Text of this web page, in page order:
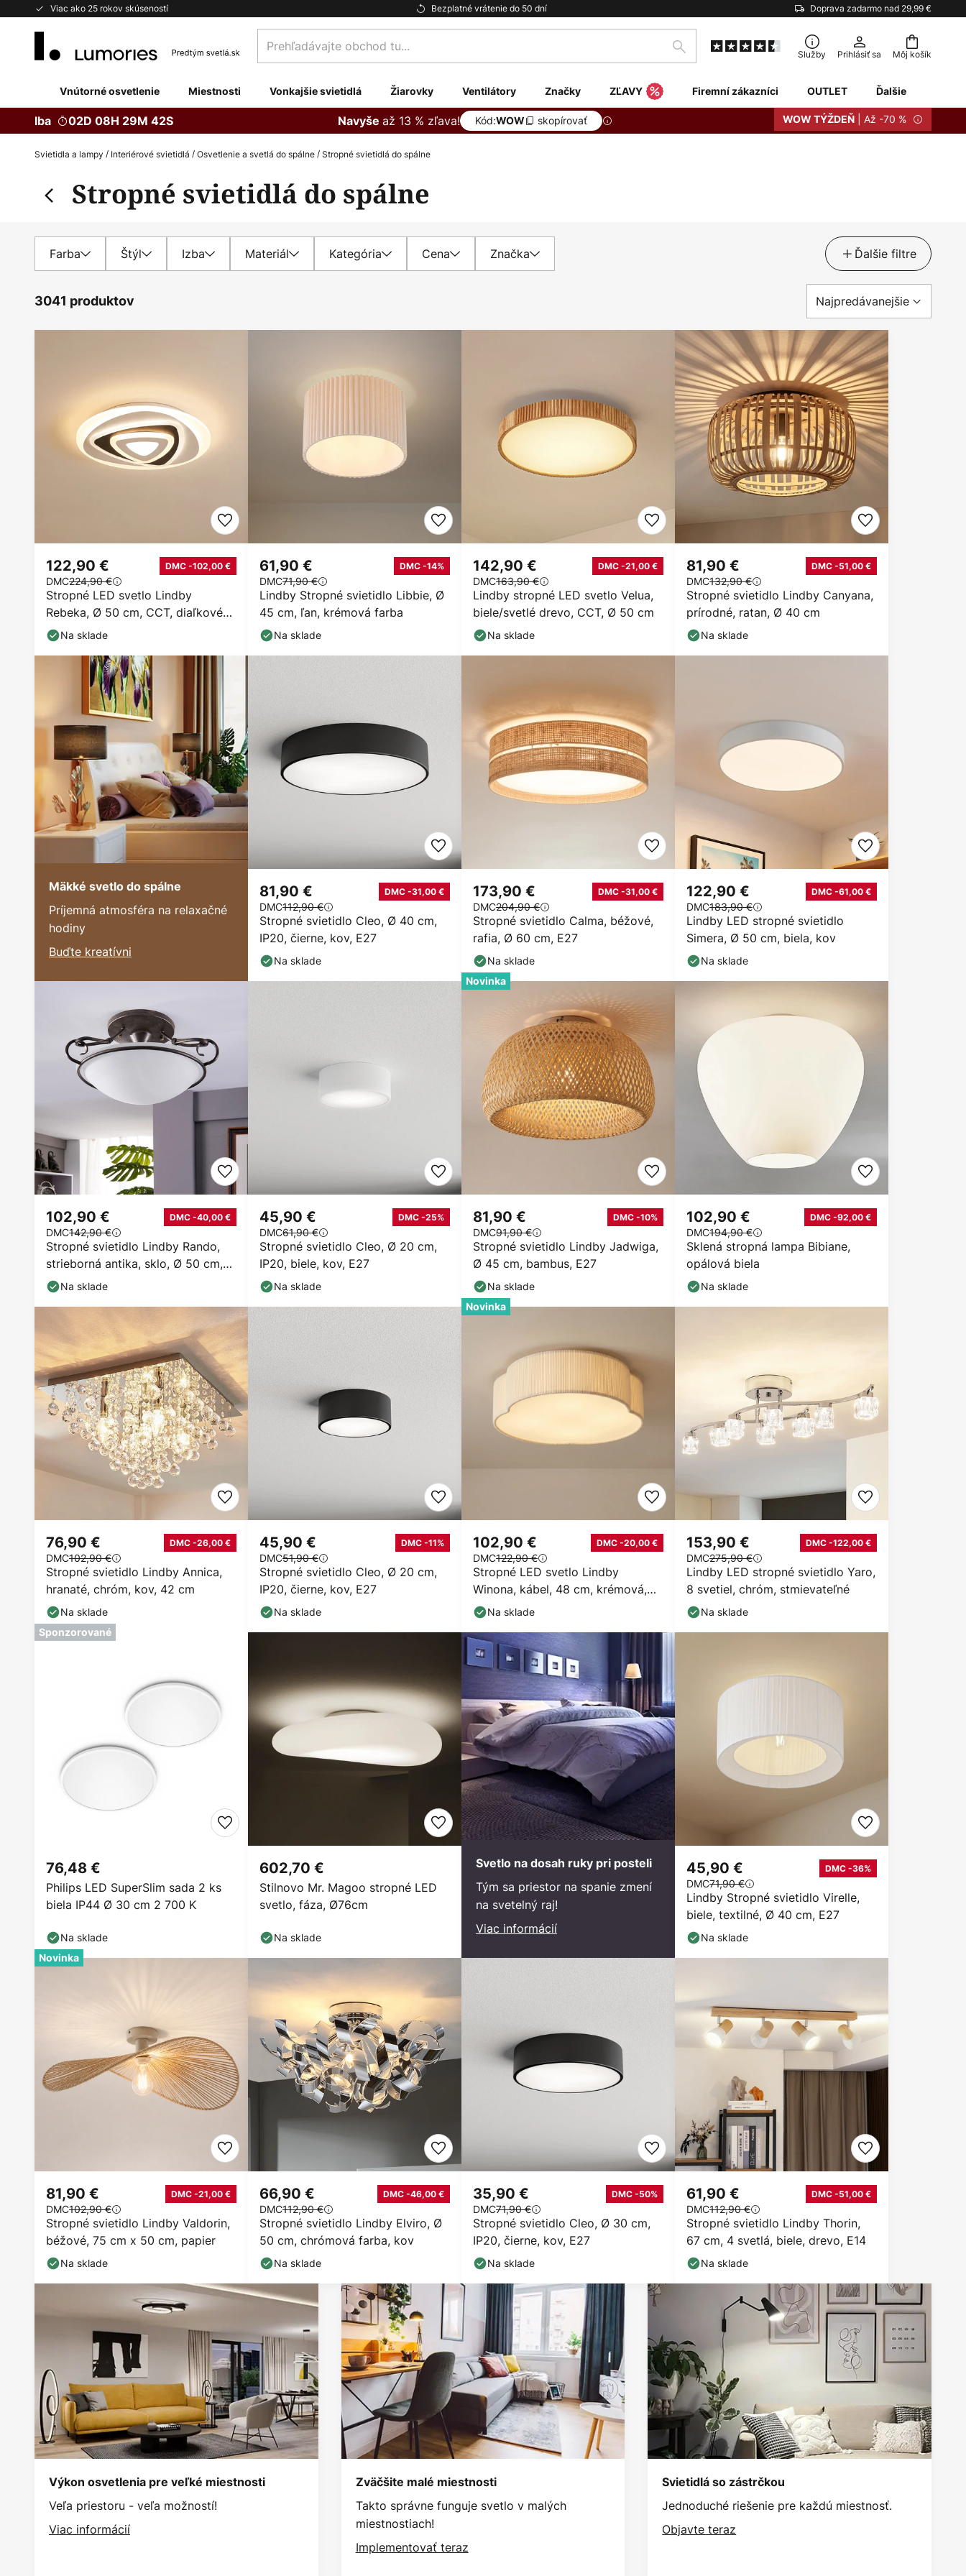
Viac ako 25 rokov skúseností Bezplatné vrátenie do 50 dní Doprava zadarmo nad 29,99 €
Skip
Môj košík
Prehľadávajte
obchod
Hľadať Služby Prihlásiť sa
Vnútorné osvetlenie Miestnosti Vonkajšie svietidlá Žiarovky Ventilátory Značky ZĽAVY Firemní zákazníci OUTLET Ďalšie
Iba 02D 08H 29M 40S Navyše až 13 % zľava! Kód:WOW skopírovať WOW TÝŽDEŇ | Až -70 %
Svietidla a lampy Interiérové svietidlá Osvetlenie a svetlá do spálne Stropné svietidlá do spálne
Stropné svietidlá do spálne
Farba Štýl Izba Materiál Kategória Cena Značka Ďalšie filtre
3041 produktov
Stropné LED svetlo Lindby
Rebeka, Ø 50 cm, CCT, diaľkové
ovládanie
122,90 € DMC -102,00 €
DMC224,90 €
Na sklade
Lindby Stropné svietidlo Libbie, Ø
45 cm, ľan, krémová farba
61,90 € DMC -14%
DMC71,90 €
Na sklade
Lindby stropné LED svetlo Velua,
biele/svetlé drevo, CCT, Ø 50 cm
142,90 € DMC -21,00 €
DMC163,90 €
Na sklade
Stropné svietidlo Lindby Canyana,
prírodné, ratan, Ø 40 cm
81,90 € DMC -51,00 €
DMC132,90 €
Na sklade
Mäkké svetlo do spálne
Príjemná atmosféra na relaxačné
hodiny
Buďte kreatívni
Stropné svietidlo Cleo, Ø 40 cm,
IP20, čierne, kov, E27
81,90 € DMC -31,00 €
DMC112,90 €
Na sklade
Stropné svietidlo Calma, béžové,
rafia, Ø 60 cm, E27
173,90 € DMC -31,00 €
DMC204,90 €
Na sklade
Lindby LED stropné svietidlo
Simera, Ø 50 cm, biela, kov
122,90 € DMC -61,00 €
DMC183,90 €
Na sklade
Stropné svietidlo Lindby Rando,
strieborná antika, sklo, Ø 50 cm,
E27
102,90 € DMC -40,00 €
DMC142,90 €
Na sklade
Stropné svietidlo Cleo, Ø 20 cm,
IP20, biele, kov, E27
45,90 € DMC -25%
DMC61,90 €
Na sklade
Novinka
Stropné svietidlo Lindby Jadwiga,
Ø 45 cm, bambus, E27
81,90 € DMC -10%
DMC91,90 €
Na sklade
Sklená stropná lampa Bibiane,
opálová biela
102,90 € DMC -92,00 €
DMC194,90 €
Na sklade
Stropné svietidlo Lindby Annica,
hranaté, chróm, kov, 42 cm
76,90 € DMC -26,00 €
DMC102,90 €
Na sklade
Stropné svietidlo Cleo, Ø 20 cm,
IP20, čierne, kov, E27
45,90 € DMC -11%
DMC51,90 €
Na sklade
Novinka
Stropné LED svetlo Lindby
Winona, kábel, 48 cm, krémová,
CCT
102,90 € DMC -20,00 €
DMC122,90 €
Na sklade
Lindby LED stropné svietidlo Yaro,
8 svetiel, chróm, stmievateľné
153,90 € DMC -122,00 €
DMC275,90 €
Na sklade
Sponzorované
Philips LED SuperSlim sada 2 ks
biela IP44 Ø 30 cm 2 700 K
76,48 €
Na sklade
Stilnovo Mr. Magoo stropné LED
svetlo, fáza, Ø76cm
602,70 €
Na sklade
Svetlo na dosah ruky pri posteli
Tým sa priestor na spanie zmení
na svetelný raj!
Viac informácií
Lindby Stropné svietidlo Virelle,
biele, textilné, Ø 40 cm, E27
45,90 € DMC -36%
DMC71,90 €
Na sklade
Novinka
Stropné svietidlo Lindby Valdorin,
béžové, 75 cm x 50 cm, papier
81,90 € DMC -21,00 €
DMC102,90 €
Na sklade
Stropné svietidlo Lindby Elviro, Ø
50 cm, chrómová farba, kov
66,90 € DMC -46,00 €
DMC112,90 €
Na sklade
Stropné svietidlo Cleo, Ø 30 cm,
IP20, čierne, kov, E27
35,90 € DMC -50%
DMC71,90 €
Na sklade
Stropné svietidlo Lindby Thorin,
67 cm, 4 svetlá, biele, drevo, E14
61,90 € DMC -51,00 €
DMC112,90 €
Na sklade
Výkon osvetlenia pre veľké miestnosti
Veľa priestoru - veľa možností!
Viac informácií
Zväčšite malé miestnosti
Takto správne funguje svetlo v malých
miestnostiach!
Implementovať teraz
Svietidlá so zástrčkou
Jednoduché riešenie pre každú miestnosť.
Objavte teraz